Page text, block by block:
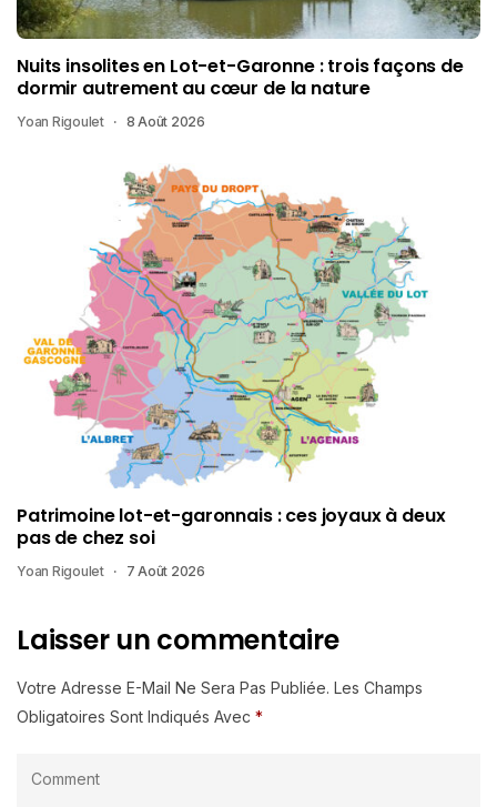
Nuits insolites en Lot-et-Garonne : trois façons de
dormir autrement au cœur de la nature
Yoan Rigoulet 8 Août 2026
Patrimoine lot-et-garonnais : ces joyaux à deux
pas de chez soi
Yoan Rigoulet 7 Août 2026
Laisser un commentaire
Votre Adresse E-Mail Ne Sera Pas Publiée. Les Champs
Obligatoires Sont Indiqués Avec *